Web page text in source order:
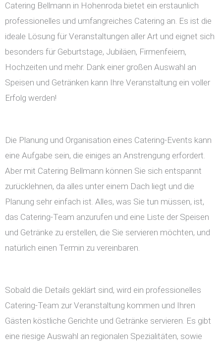
Catering Bellmann in Hohenroda bietet ein erstaunlich
professionelles und umfangreiches Catering an. Es ist die
ideale Lösung für Veranstaltungen aller Art und eignet sich
besonders für Geburtstage, Jubiläen, Firmenfeiern,
Hochzeiten und mehr. Dank einer großen Auswahl an
Speisen und Getränken kann Ihre Veranstaltung ein voller
Erfolg werden!
Die Planung und Organisation eines Catering-Events kann
eine Aufgabe sein, die einiges an Anstrengung erfordert.
Aber mit Catering Bellmann können Sie sich entspannt
zurücklehnen, da alles unter einem Dach liegt und die
Planung sehr einfach ist. Alles, was Sie tun müssen, ist,
das Catering-Team anzurufen und eine Liste der Speisen
und Getränke zu erstellen, die Sie servieren möchten, und
natürlich einen Termin zu vereinbaren.
Sobald die Details geklärt sind, wird ein professionelles
Catering-Team zur Veranstaltung kommen und Ihren
Gästen köstliche Gerichte und Getränke servieren. Es gibt
eine riesige Auswahl an regionalen Spezialitäten, sowie